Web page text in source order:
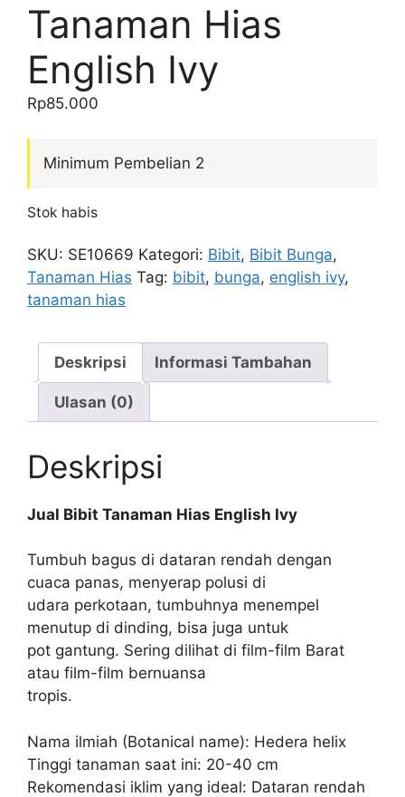
Tanaman Hias
English Ivy
Rp85.000
Minimum Pembelian 2
Stok habis
SKU: SE10669 Kategori: Bibit, Bibit Bunga,
Tanaman Hias Tag: bibit, bunga, english ivy,
tanaman hias
Deskripsi Informasi Tambahan
Ulasan (0)
Deskripsi
Jual Bibit Tanaman Hias English Ivy
Tumbuh bagus di dataran rendah dengan
cuaca panas, menyerap polusi di
udara perkotaan, tumbuhnya menempel
menutup di dinding, bisa juga untuk
pot gantung. Sering dilihat di film-film Barat
atau film-film bernuansa
tropis.
Nama ilmiah (Botanical name): Hedera helix
Tinggi tanaman saat ini: 20-40 cm
Rekomendasi iklim yang ideal: Dataran rendah